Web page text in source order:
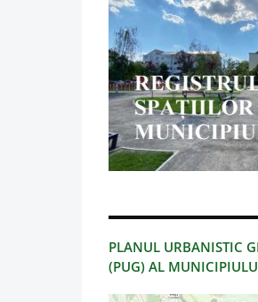
PLANUL URBANISTIC
(PUG) AL